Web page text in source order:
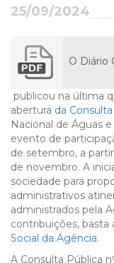
25/09/2024
O Diário
publicou na última
abertura da
Nacional de Águas
evento de
de setembro, a
de novembro. A
sociedade para
administrativos
administrados pela
contribuições, basta
Social da Agência.
A Consulta Pública